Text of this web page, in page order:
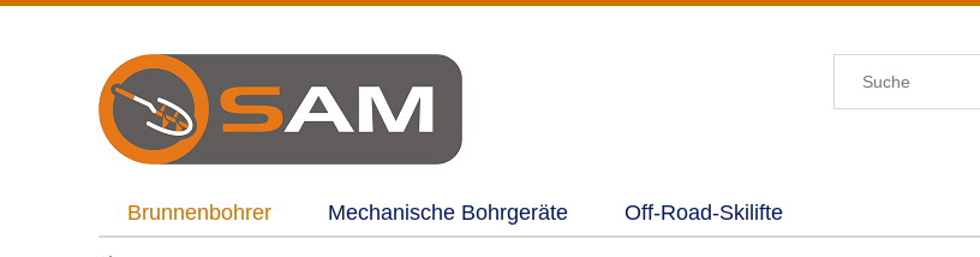
Brunnenbohrer Mechanische Bohrgeräte Off-Road-Skilifte